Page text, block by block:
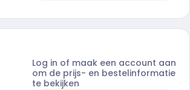
Log in of maak een account aan
om de prijs- en bestelinformatie
te bekijken